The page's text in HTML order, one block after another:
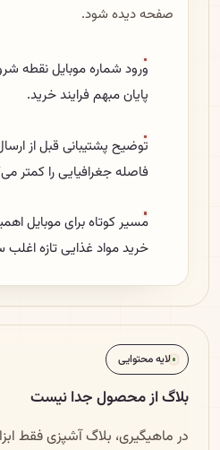
صفحه دیده شود.
ورود شماره موبایل نقطه
پایان مبهم فرایند خرید.
توضیح پشتیبانی قبل از
فاصله جغرافیایی را کمتر
مسیر کوتاه برای موبایل
خرید مواد غذایی تازه
لایه محتوایی
بلاگ از محصول جدا نیست
در ماهیگیری، بلاگ آشپزی فقط